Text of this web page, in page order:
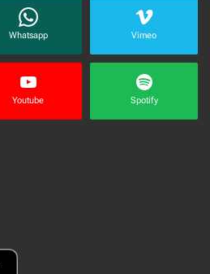
Whatsapp Vimeo
Youtube Spotify